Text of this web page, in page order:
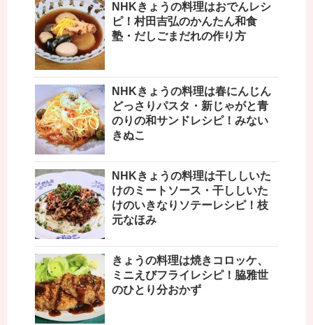
NHKきょうの料理はおでんレシ
ピ！村田吉弘のかんたん和食
塾・だしごまだれの作り方
NHKきょうの料理は春にんじん
どっさりパスタ・新じゃがと青
のりの和サンドレシピ！みない
きぬこ
NHKきょうの料理は干ししいた
けのミートソース・干ししいた
けのいきなりソテーレシピ！枝
元なほみ
きょうの料理は焼きコロッケ、
ミニえびフライレシピ！脇雅世
のひとり分おかず